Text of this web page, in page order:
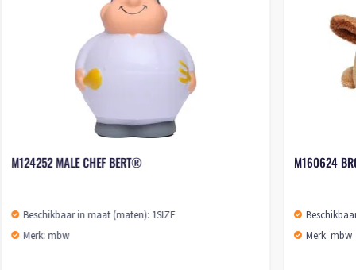
M124252 MALE CHEF BERT®
Beschikbaar in maat (maten): 1SIZE
Merk: mbw
M160624
Merk: mbw